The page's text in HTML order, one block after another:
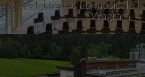
Palestra e club musicale
Wagram